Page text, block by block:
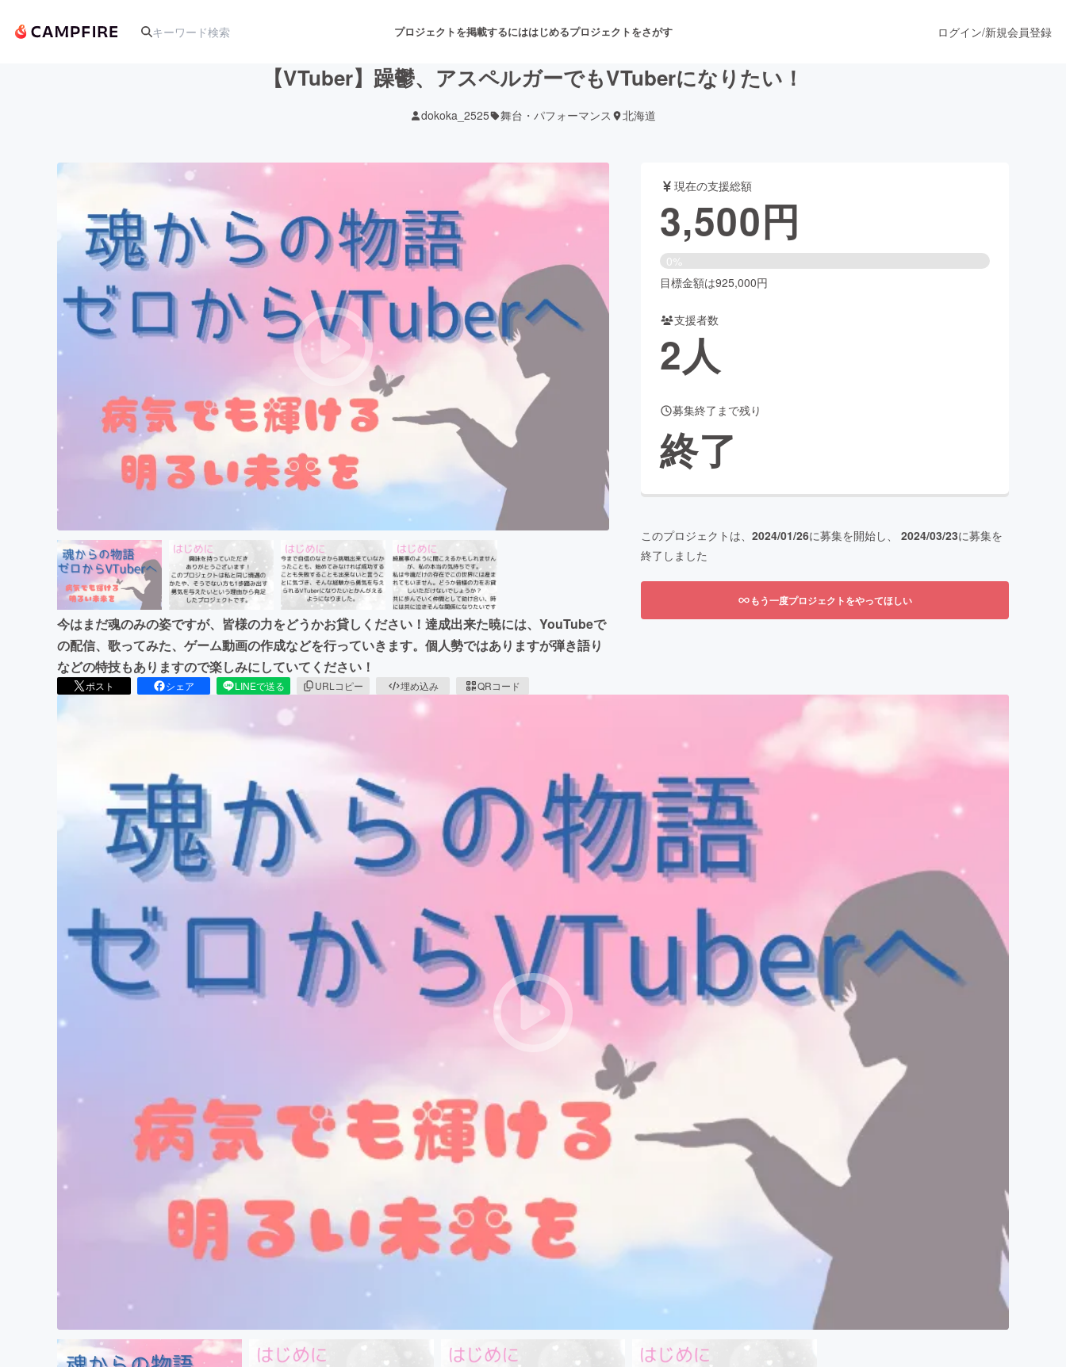
プロジェクトを掲載するにははじめるプロジェクトをさがす
アート・写真 舞台・パフォーマンス
テクノロジー・ガジェット ゲーム・サービス開発
書籍・雑誌出版 アニメ・漫画
ビジネス・起業 チャレンジ ビューティー・ヘルスケア
CAMPFIRE for Social Good
CAMPFIREふるさと納税
ログイン/新規会員登録
【VTuber】躁鬱、アスペルガーでもVTuberになりたい！
dokoka_2525 舞台・パフォーマンス 北海道
今はまだ魂のみの姿ですが、皆様の力をどうかお貸しください！達成出来た暁には、YouTubeで
の配信、歌ってみた、ゲーム動画の作成などを行っていきます。個人勢ではありますが弾き語り
などの特技もありますので楽しみにしていてください！
ポスト シェア LINEで送る URLコピー 埋め込み QRコード
現在の支援総額
3,500円
0%
目標金額は925,000円
支援者数
2人
募集終了まで残り
終了
このプロジェクトは、 2024/01/26に募集を開始し、 2024/03/23に募集を
終了しました
もう一度プロジェクトをやってほしい